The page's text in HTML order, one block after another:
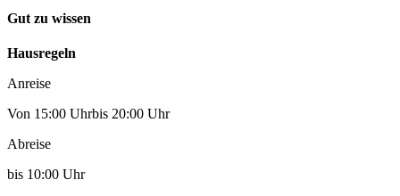
Gut zu wissen
Hausregeln
Anreise
Von 15:00 Uhrbis 20:00 Uhr
Abreise
bis 10:00 Uhr